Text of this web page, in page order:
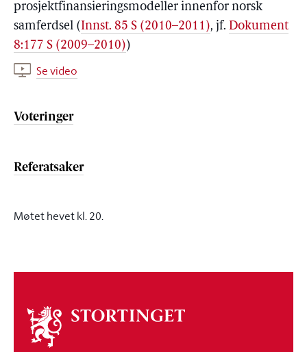
prosjektfinansieringsmodeller innenfor norsk
samferdsel (Innst. 85 S (2010–2011), jf. Dokument
8:177 S (2009–2010))
Se video
Voteringer
Referatsaker
Møtet hevet kl. 20.
Om
stortinget